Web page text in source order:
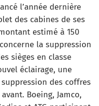
l’année dernière
des cabines de ses
estimé à 150
la suppression
sièges en classe
éclairage, une
des coffres
Boeing, Jamco,